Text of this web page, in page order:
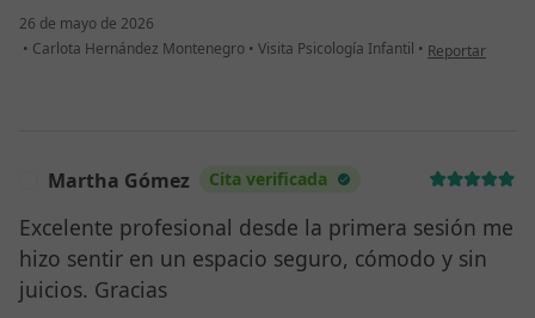
26 de mayo de 2026
• Carlota Hernández Montenegro • Visita Psicología Infantil • en opinión del
Reportar
Martha Gómez Cita verificada
Excelente profesional desde la primera sesión me
hizo sentir en un espacio seguro, cómodo y sin
juicios. Gracias